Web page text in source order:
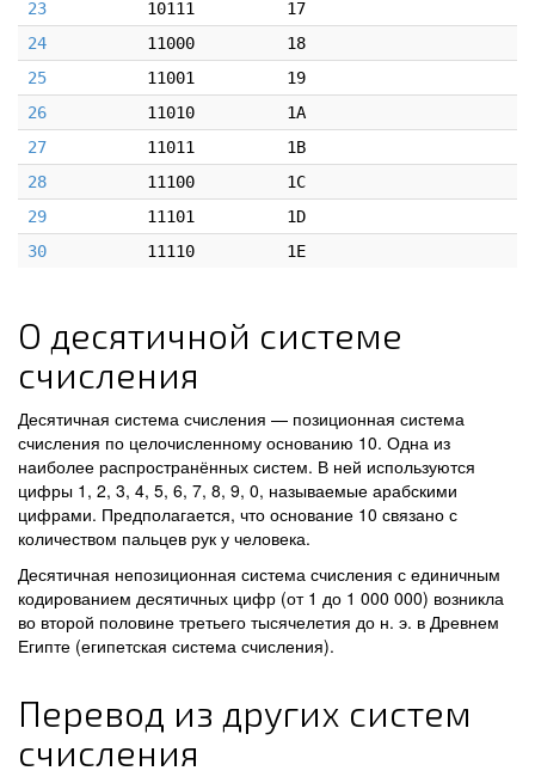
23
10111
17
24
11000
18
25
11001
19
26
11010
1A
27
11011
1B
28
11100
1C
29
11101
1D
30
11110 1E
О десятичной системе
счисления
Десятичная система счисления — позиционная система
счисления по целочисленному основанию 10. Одна из
наиболее распространённых систем. В ней используются
цифры 1, 2, 3, 4, 5, 6, 7, 8, 9, 0, называемые арабскими
цифрами. Предполагается, что основание 10 связано с
количеством пальцев рук у человека.
Десятичная непозиционная система счисления с единичным
кодированием десятичных цифр (от 1 до 1 000 000) возникла
во второй половине третьего тысячелетия до н. э. в Древнем
Египте (египетская система счисления).
Перевод из других систем
счисления